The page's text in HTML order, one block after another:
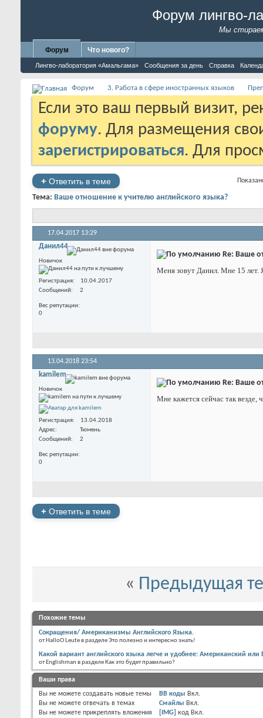
Форум лингво-
Мы
Форум
Лингво-лаборатория «Амальгама» Сообщения за день Справка
Что нового?
Форум 3. Работа в сфере иностранных языков
Если это ваш первый визит,
форуму. Для размещения
зарегистрироваться. Для
+ Ответить в теме
Тема: Ваше отношение к учителю английского языка?
17.04.2017 13:29
Данил44
Новичок
Регистрация
10.04.2017
Сообщений
2
Вес репутации
0
Re: Ваше
Меня зовут Данил. Мне 15 лет.
13.04.2018 23:54
kamilem
Новичок
Регистрация
13.04.2018
Адрес
Тюмень
Сообщений
2
Вес репутации
0
Re: Ваше
Мне кажется сейчас так везде,
+ Ответить в теме
« Предыдущая
Похожие темы
Сокращения/ Американизмы Английского Языка.
от HalloO Leute в разделе Это полезно и интересно знать!
Какой вариант английского языка легче и удобнее: Американский или
от Englishman в разделе Как это будет правильно?
Ваши права
Вы не можете создавать новые темы
Вы не можете отвечать в темах
Вы не можете прикреплять вложения
BB коды Вкл.
Смайлы Вкл.
[IMG] код Вкл.